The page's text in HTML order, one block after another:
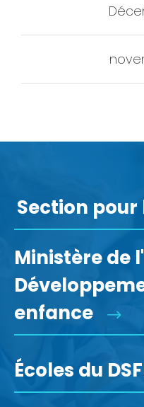
Section pour
Ministère de
enfance
Écoles du